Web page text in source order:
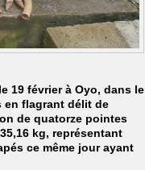
19 février à Oyo, dans le
en flagrant délit de
de quatorze pointes
kg, représentant
ce même jour ayant